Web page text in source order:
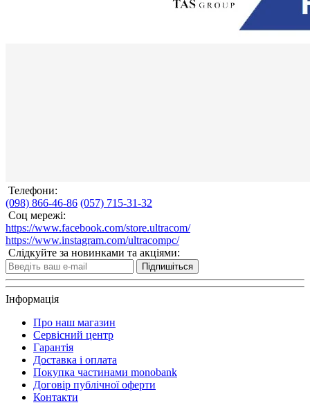
Телефони:
(098) 866-46-86 (057) 715-31-32
Соц мережі:
https://www.facebook.com/store.ultracom/
https://www.instagram.com/ultracompc/
Слідкуйте за новинками та акціями:
Підпишіться
Інформація
Про наш магазин
Сервісний центр
Гарантія
Доставка і оплата
Покупка частинами monobank
Договір публічної оферти
Контакти